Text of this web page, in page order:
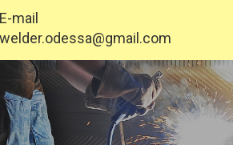
E-mail
welder.odessa@gmail.com